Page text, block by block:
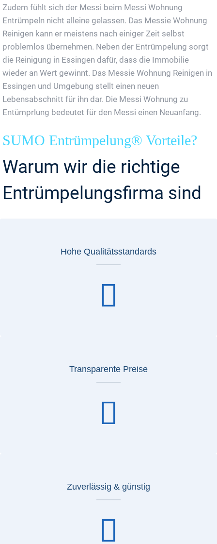
Zudem fühlt sich der Messi beim Messi Wohnung
Entrümpeln nicht alleine gelassen. Das Messie Wohnung
Reinigen kann er meistens nach einiger Zeit selbst
problemlos übernehmen. Neben der Entrümpelung sorgt
die Reinigung in Essingen dafür, dass die Immobilie
wieder an Wert gewinnt. Das Messie Wohnung Reinigen in
Essingen und Umgebung stellt einen neuen
Lebensabschnitt für ihn dar. Die Messi Wohnung zu
Entümprlung bedeutet für den Messi einen Neuanfang.
SUMO Entrümpelung® Vorteile?
Warum wir die richtige
Entrümpelungsfirma sind
Hohe Qualitätsstandards
Transparente Preise
Zuverlässig & günstig